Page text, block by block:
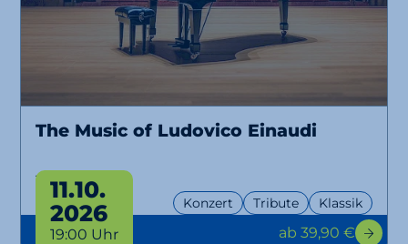
The Music of Ludovico Einaudi
Tribute
Konzert Tribute Klassik
11.10.
2026
19:00 Uhr ab 39,90 €